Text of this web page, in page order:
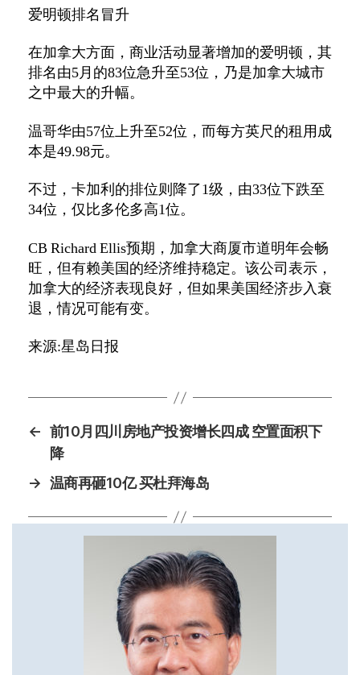
爱明顿排名冒升
在加拿大方面，商业活动显著增加的爱明顿，其
排名由5月的83位急升至53位，乃是加拿大城市
之中最大的升幅。
温哥华由57位上升至52位，而每方英尺的租用成
本是49.98元。
不过，卡加利的排位则降了1级，由33位下跌至
34位，仅比多伦多高1位。
CB Richard Ellis预期，加拿大商厦市道明年会畅
旺，但有赖美国的经济维持稳定。该公司表示，
加拿大的经济表现良好，但如果美国经济步入衰
退，情况可能有变。
来源:星岛日报
← 前10月四川房地产投资增长四成 空置面积下
降
→ 温商再砸10亿 买杜拜海岛